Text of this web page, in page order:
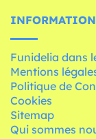
Funidelia dans
Mentions
Politique de
Cookies
Sitemap
Qui sommes